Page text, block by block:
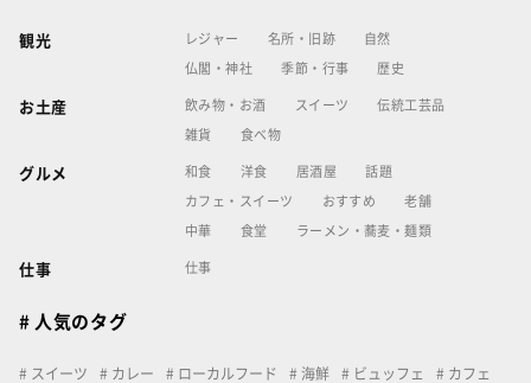
観光 レジャー 名所・旧跡 自然
仏閣・神社 季節・行事 歴史
お土産 飲み物・お酒 スイーツ 伝統工芸品
雑貨 食べ物
グルメ 和食 洋食 居酒屋 話題
カフェ・スイーツ おすすめ 老舗
中華 食堂 ラーメン・蕎麦・麺類
仕事 仕事
# 人気のタグ
スイーツ カレー ローカルフード 海鮮 ビュッフェ
カフェ